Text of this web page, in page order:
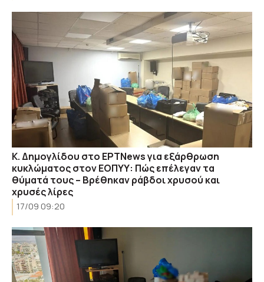
Κ. Δημογλίδου στο ΕΡΤNews για εξάρθρωση
κυκλώματος στον ΕΟΠΥΥ: Πώς επέλεγαν τα
θύματά τους – Βρέθηκαν ράβδοι χρυσού και
χρυσές λίρες
17/09 09:20